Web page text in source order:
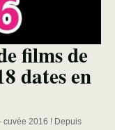
films de
dates en
cuvée 2016 ! Depuis